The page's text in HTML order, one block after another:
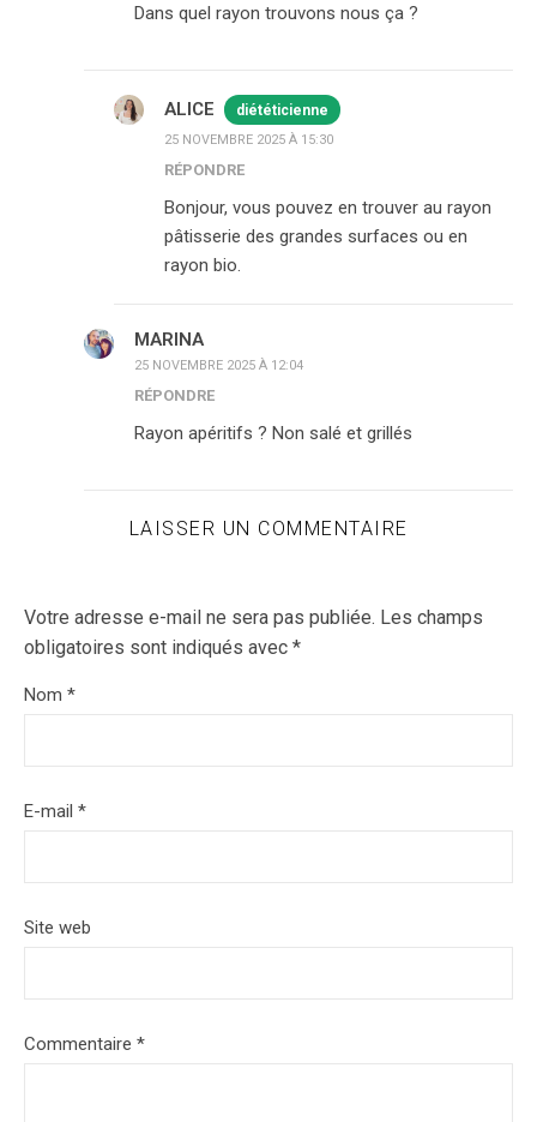
Dans quel rayon trouvons nous ça ?
ALICE diététicienne
25 NOVEMBRE 2025 À 15:30
RÉPONDRE
Bonjour, vous pouvez en trouver au rayon
pâtisserie des grandes surfaces ou en
rayon bio.
MARINA
25 NOVEMBRE 2025 À 12:04
RÉPONDRE
Rayon apéritifs ? Non salé et grillés
LAISSER UN COMMENTAIRE
Votre adresse e-mail ne sera pas publiée. Les champs
obligatoires sont indiqués avec *
Nom *
E-mail *
Site web
Commentaire *